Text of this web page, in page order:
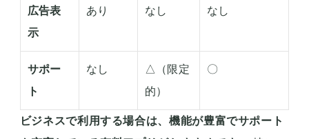
広告表
示
あり なし なし
サポー
ト
なし
△（限定
的）
〇
ビジネスで利用する場合は、機能が豊富でサポート